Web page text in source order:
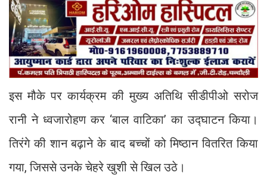
इस मौके पर कार्यक्रम की मुख्य अतिथि सीडीपीओ सरोज
रानी ने ध्वजारोहण कर ‘बाल वाटिका’ का उद्घाटन किया।
तिरंगे की शान बढ़ाने के बाद बच्चों को मिष्ठान वितरित किया
गया, जिससे उनके चेहरे खुशी से खिल उठे।